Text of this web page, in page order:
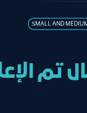
SMALL AND
تم